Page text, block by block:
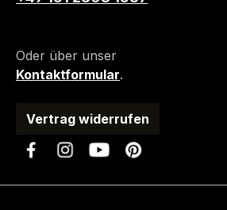
Oder über unser
Kontaktformular.
Vertrag widerrufen